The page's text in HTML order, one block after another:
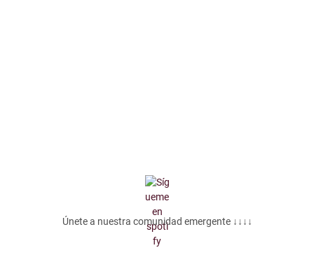
Únete a nuestra comunidad emergente ↓↓↓↓